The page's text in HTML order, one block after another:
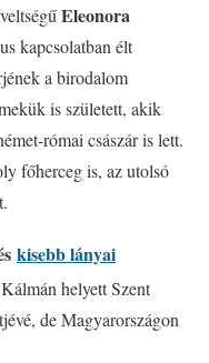
Eleonora
kapcsolatban élt
a birodalom
is született, akik
római császár is lett.
főherceg is, az utolsó
kisebb lányai
helyett Szent
de Magyarországon